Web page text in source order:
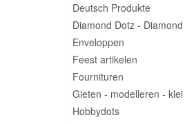
Deutsch Produkte
Diamond Dotz -
Enveloppen
Feest artikelen
Fournituren
Gieten - modelleren - klei
Hobbydots